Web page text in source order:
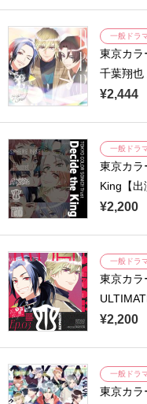
一般ドラ
東京カラ
千葉翔也
人 木村
¥2,444
一般ドラ
東京カラ
King【出
中島ヨシ
¥2,200
一般ドラ
東京カラ
川大輔
¥2,200
一般ドラ
東京カラ